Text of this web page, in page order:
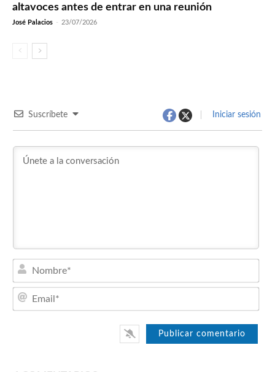
altavoces antes de entrar en una reunión
José Palacios - 23/07/2026
Suscríbete Iniciar sesión